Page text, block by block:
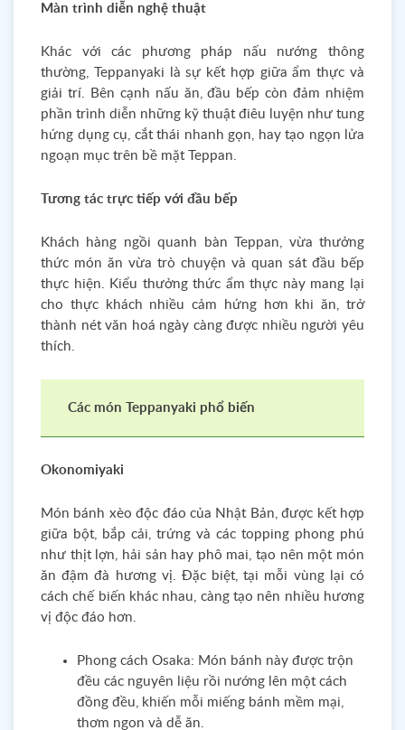
Màn trình diễn nghệ thuật
Khác với các phương pháp nấu nướng thông
thường, Teppanyaki là sự kết hợp giữa ẩm thực và
giải trí. Bên cạnh nấu ăn, đầu bếp còn đảm nhiệm
phần trình diễn những kỹ thuật điêu luyện như tung
hứng dụng cụ, cắt thái nhanh gọn, hay tạo ngọn lửa
ngoạn mục trên bề mặt Teppan.
Tương tác trực tiếp với đầu bếp
Khách hàng ngồi quanh bàn Teppan, vừa thưởng
thức món ăn vừa trò chuyện và quan sát đầu bếp
thực hiện. Kiểu thưởng thức ẩm thực này mang lại
cho thực khách nhiều cảm hứng hơn khi ăn, trở
thành nét văn hoá ngày càng được nhiều người yêu
thích.
Các món Teppanyaki phổ biến
Okonomiyaki
Món bánh xèo độc đáo của Nhật Bản, được kết hợp
giữa bột, bắp cải, trứng và các topping phong phú
như thịt lợn, hải sản hay phô mai, tạo nên một món
ăn đậm đà hương vị. Đặc biệt, tại mỗi vùng lại có
cách chế biến khác nhau, càng tạo nên nhiều hương
vị độc đáo hơn.
Phong cách Osaka: Món bánh này được trộn
đều các nguyên liệu rồi nướng lên một cách
đồng đều, khiến mỗi miếng bánh mềm mại,
thơm ngon và dễ ăn.